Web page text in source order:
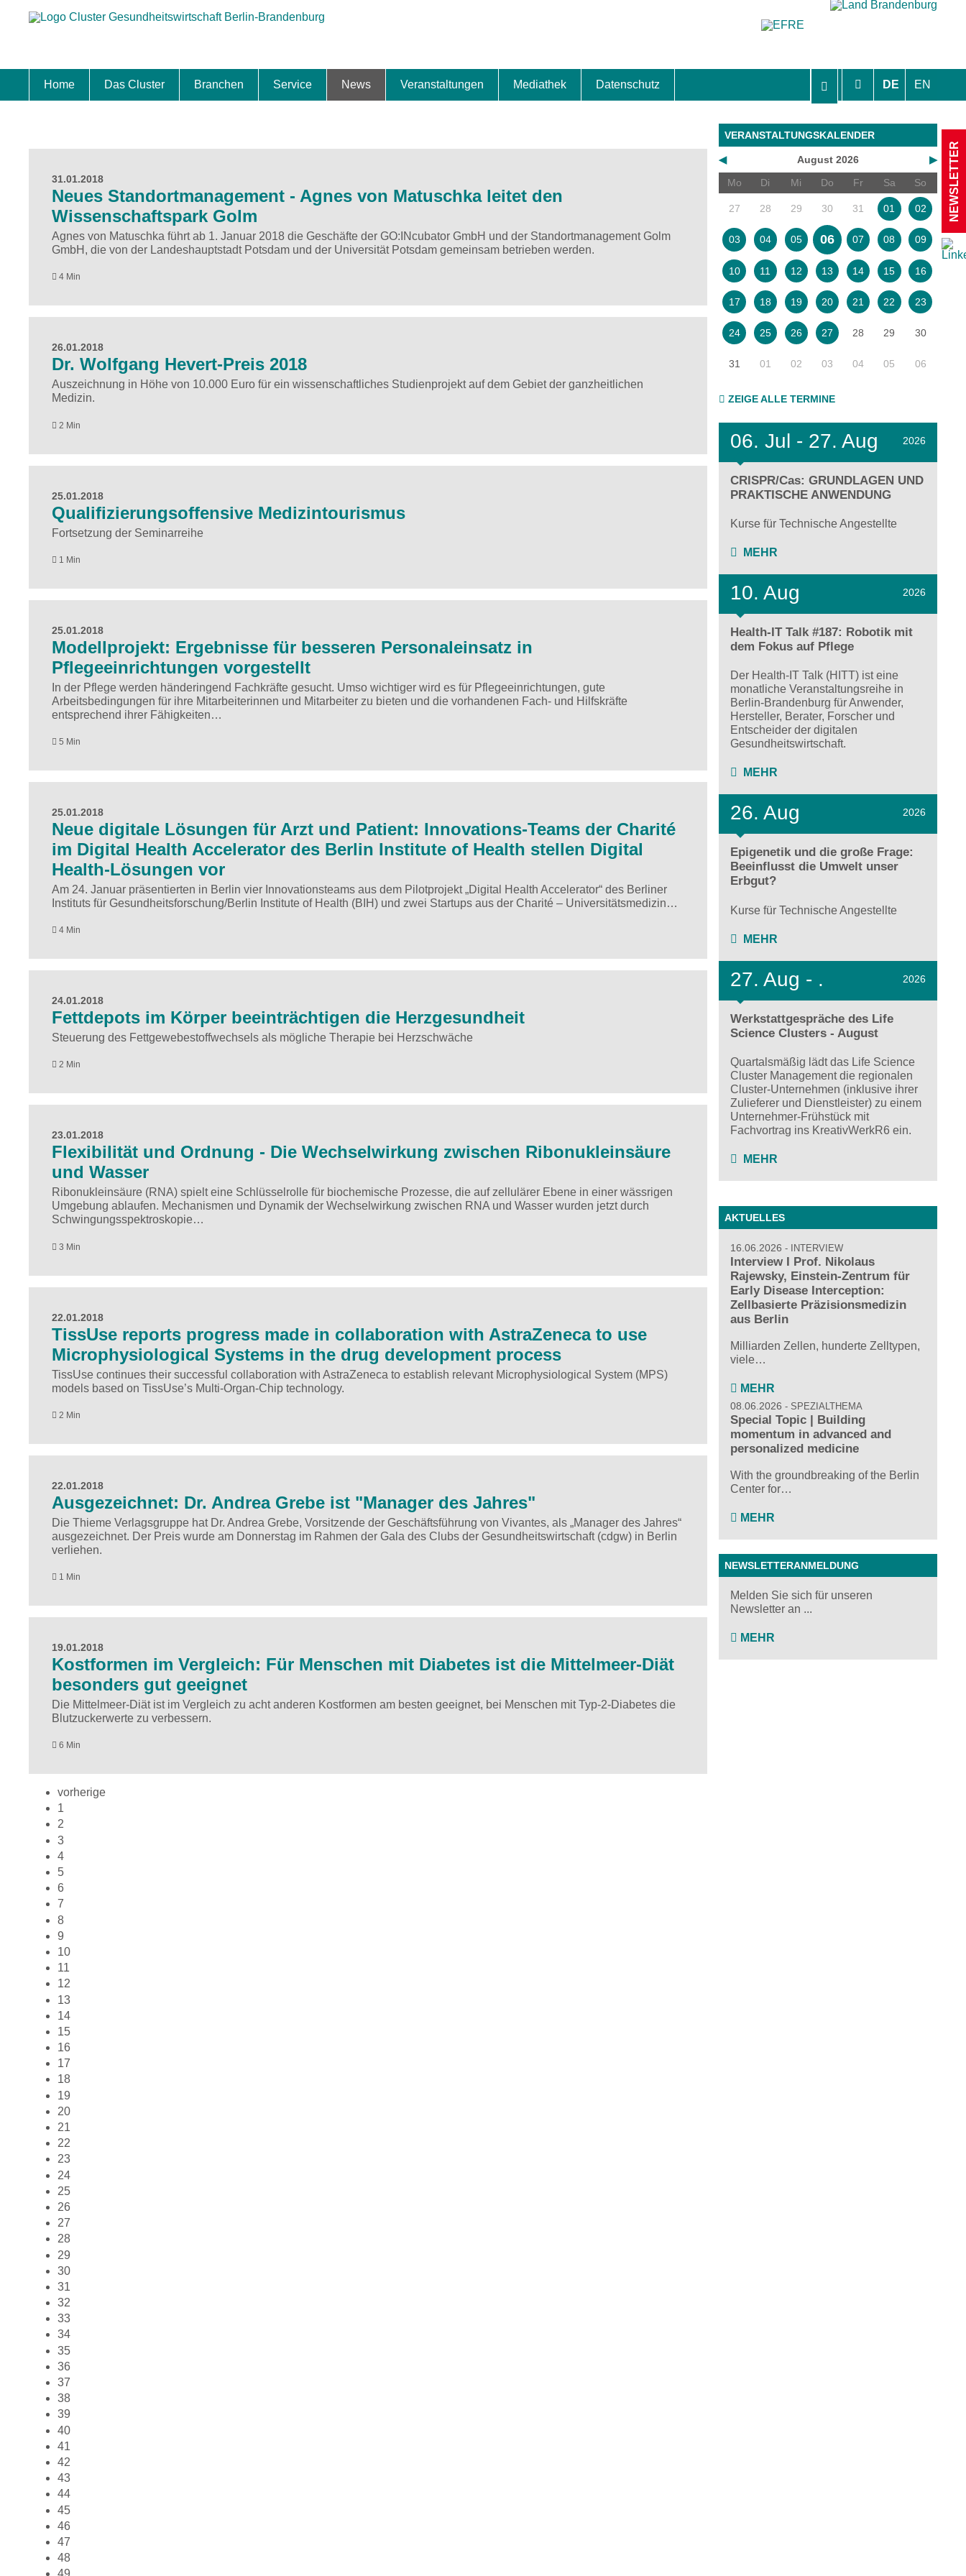
DE EN
Home Das Cluster Branchen Service News Veranstaltungen Mediathek Datenschutz
31.01.2018
Neues Standortmanagement - Agnes von Matuschka leitet den
Wissenschaftspark Golm
Agnes von Matuschka führt ab 1. Januar 2018 die Geschäfte der GO:INcubator GmbH und der Standortmanagement Golm
GmbH, die von der Landeshauptstadt Potsdam und der Universität Potsdam gemeinsam betrieben werden.
4 Min
26.01.2018
Dr. Wolfgang Hevert-Preis 2018
Auszeichnung in Höhe von 10.000 Euro für ein wissenschaftliches Studienprojekt auf dem Gebiet der ganzheitlichen
Medizin.
2 Min
25.01.2018
Qualifizierungsoffensive Medizintourismus
Fortsetzung der Seminarreihe
1 Min
25.01.2018
Modellprojekt: Ergebnisse für besseren Personaleinsatz in
Pflegeeinrichtungen vorgestellt
In der Pflege werden händeringend Fachkräfte gesucht. Umso wichtiger wird es für Pflegeeinrichtungen, gute
Arbeitsbedingungen für ihre Mitarbeiterinnen und Mitarbeiter zu bieten und die vorhandenen Fach- und Hilfskräfte
entsprechend ihrer Fähigkeiten…
5 Min
25.01.2018
Neue digitale Lösungen für Arzt und Patient: Innovations-Teams der Charité
im Digital Health Accelerator des Berlin Institute of Health stellen Digital
Health-Lösungen vor
Am 24. Januar präsentierten in Berlin vier Innovationsteams aus dem Pilotprojekt „Digital Health Accelerator“ des Berliner
Instituts für Gesundheitsforschung/Berlin Institute of Health (BIH) und zwei Startups aus der Charité – Universitätsmedizin…
4 Min
24.01.2018
Fettdepots im Körper beeinträchtigen die Herzgesundheit
Steuerung des Fettgewebestoffwechsels als mögliche Therapie bei Herzschwäche
2 Min
23.01.2018
Flexibilität und Ordnung - Die Wechselwirkung zwischen Ribonukleinsäure
und Wasser
Ribonukleinsäure (RNA) spielt eine Schlüsselrolle für biochemische Prozesse, die auf zellulärer Ebene in einer wässrigen
Umgebung ablaufen. Mechanismen und Dynamik der Wechselwirkung zwischen RNA und Wasser wurden jetzt durch
Schwingungsspektroskopie…
3 Min
22.01.2018
TissUse reports progress made in collaboration with AstraZeneca to use
Microphysiological Systems in the drug development process
TissUse continues their successful collaboration with AstraZeneca to establish relevant Microphysiological System (MPS)
models based on TissUse’s Multi-Organ-Chip technology.
2 Min
22.01.2018
Ausgezeichnet: Dr. Andrea Grebe ist "Manager des Jahres"
Die Thieme Verlagsgruppe hat Dr. Andrea Grebe, Vorsitzende der Geschäftsführung von Vivantes, als „Manager des Jahres“
ausgezeichnet. Der Preis wurde am Donnerstag im Rahmen der Gala des Clubs der Gesundheitswirtschaft (cdgw) in Berlin
verliehen.
1 Min
19.01.2018
Kostformen im Vergleich: Für Menschen mit Diabetes ist die Mittelmeer-Diät
besonders gut geeignet
Die Mittelmeer-Diät ist im Vergleich zu acht anderen Kostformen am besten geeignet, bei Menschen mit Typ-2-Diabetes die
Blutzuckerwerte zu verbessern.
6 Min
vorherige
1
2
3
4
5
6
7
8
9
10
11
12
13
14
15
16
17
18
19
20
21
22
23
24
25
26
27
28
29
30
31
32
33
34
35
36
37
38
39
40
41
42
43
44
45
46
47
48
VERANSTALTUNGSKALENDER
◀ ▶
August 2026
Mo
Di Mi Do Fr Sa So
27 28 29 30 31 01 02
03 04 05 06 07 08 09
10 11 12 13 14 15 16
17 18 19 20 21 22 23
24 25 26 27 28 29 30
31 01 02 03 04 05 06
ZEIGE ALLE TERMINE
06. Jul - 27. Aug 2026
CRISPR/Cas: GRUNDLAGEN UND
PRAKTISCHE ANWENDUNG
Kurse für Technische Angestellte
MEHR
10. Aug 2026
Health-IT Talk #187: Robotik mit
dem Fokus auf Pflege
Der Health-IT Talk (HITT) ist eine
monatliche Veranstaltungsreihe in
Berlin-Brandenburg für Anwender,
Hersteller, Berater, Forscher und
Entscheider der digitalen
Gesundheitswirtschaft.
MEHR
26. Aug 2026
Epigenetik und die große Frage:
Beeinflusst die Umwelt unser
Erbgut?
Kurse für Technische Angestellte
MEHR
27. Aug - . 2026
Werkstattgespräche des Life
Science Clusters - August
Quartalsmäßig lädt das Life Science
Cluster Management die regionalen
Cluster-Unternehmen (inklusive ihrer
Zulieferer und Dienstleister) zu einem
Unternehmer-Frühstück mit
Fachvortrag ins KreativWerkR6 ein.
MEHR
AKTUELLES
16.06.2026 INTERVIEW
Interview I Prof. Nikolaus
Rajewsky, Einstein-Zentrum für
Early Disease Interception:
Zellbasierte Präzisionsmedizin
aus Berlin
Milliarden Zellen, hunderte Zelltypen,
viele…
MEHR
08.06.2026 SPEZIALTHEMA
Special Topic | Building
momentum in advanced and
personalized medicine
With the groundbreaking of the Berlin
Center for…
MEHR
NEWSLETTERANMELDUNG
Melden Sie sich für unseren
Newsletter an ...
MEHR
NEWSLETTER